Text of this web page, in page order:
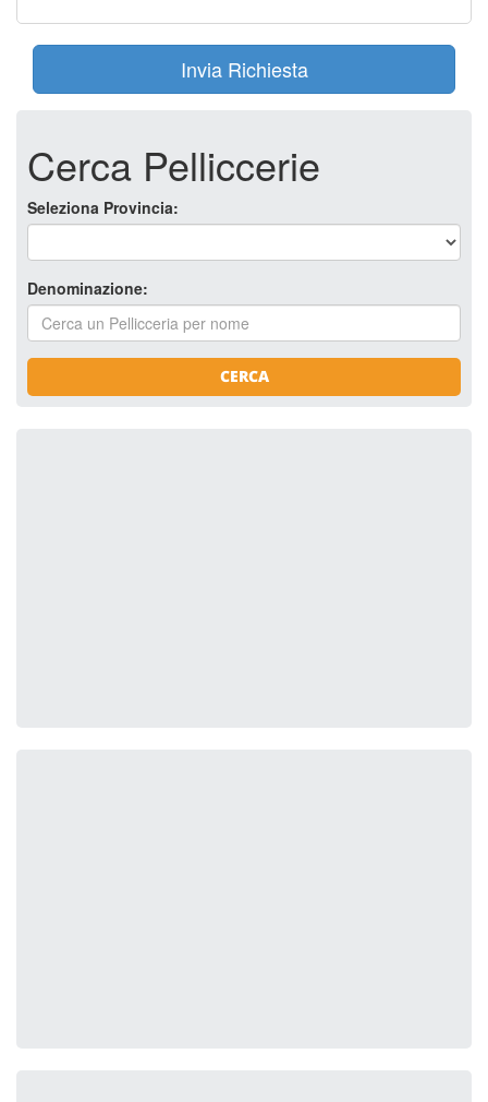
Invia Richiesta
Cerca Pelliccerie
Seleziona Provincia:
Denominazione:
CERCA